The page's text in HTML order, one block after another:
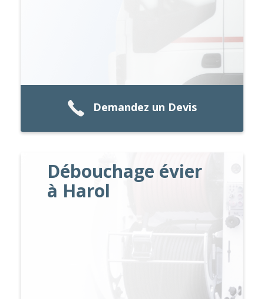
Demandez un Devis
Débouchage évier
à Harol